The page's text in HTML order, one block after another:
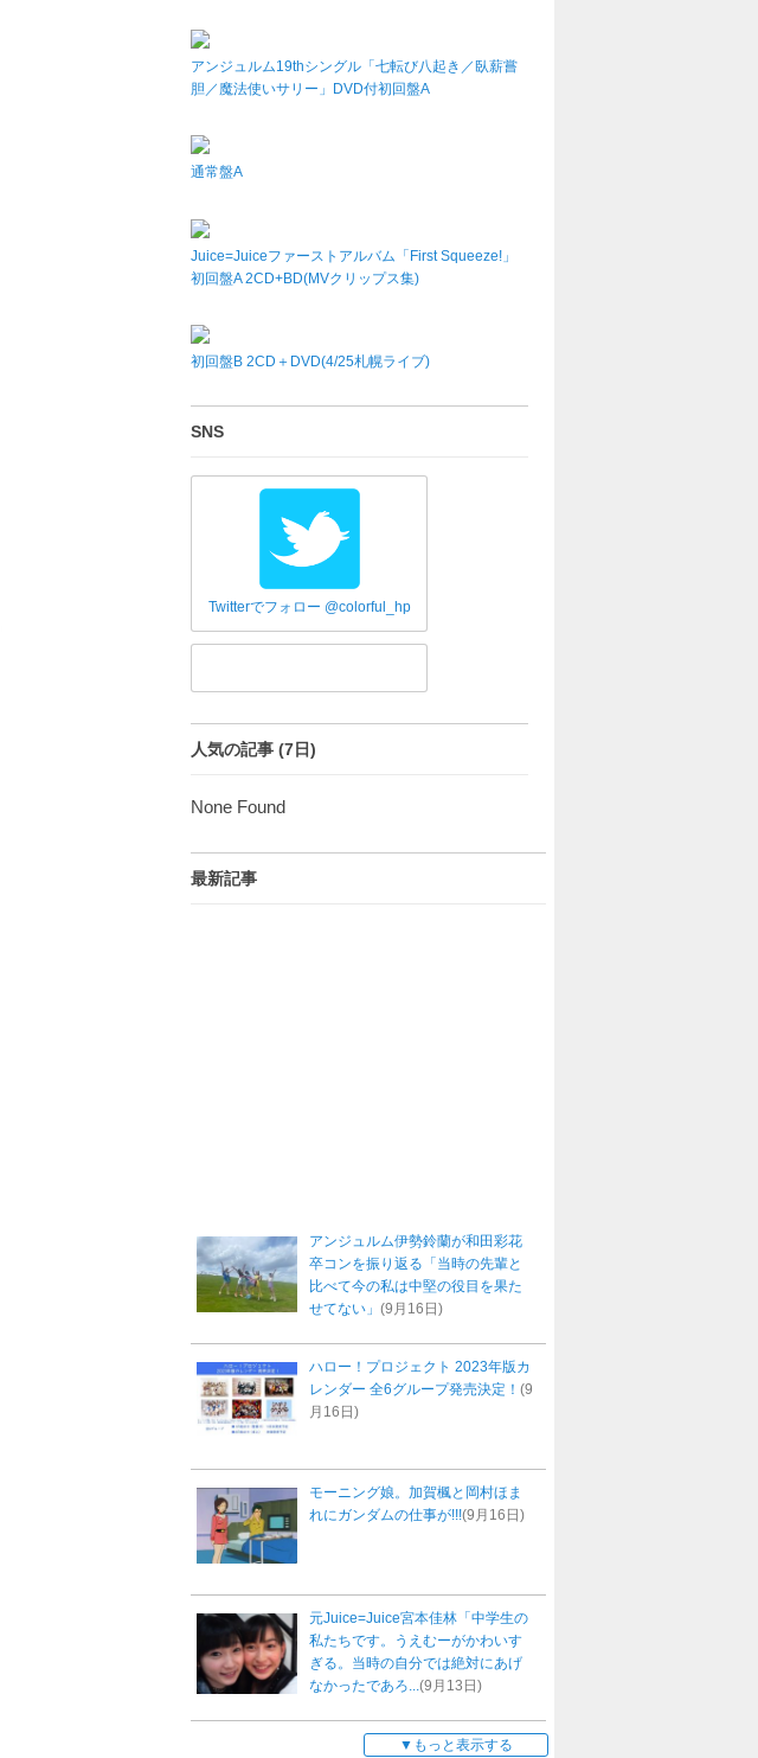
アンジュルム19thシングル「七転び八起き／臥薪嘗
胆／魔法使いサリー」DVD付初回盤A
通常盤A
Juice=Juiceファーストアルバム「First Squeeze!」
初回盤A 2CD+BD(MVクリップス集)
初回盤B 2CD＋DVD(4/25札幌ライブ)
SNS
Twitterでフォロー @colorful_hp
人気の記事 (7日)
None Found
最新記事
アンジュルム伊勢鈴蘭が和田彩花
卒コンを振り返る「当時の先輩と
比べて今の私は中堅の役目を果た
せてない」 (9月16日)
ハロー！プロジェクト 2023年版カ
レンダー 全6グループ発売決定！ (9
月16日)
モーニング娘。加賀楓と岡村ほま
れにガンダムの仕事が!!!(9月16日)
元Juice=Juice宮本佳林「中学生の
私たちです。うえむーがかわいす
ぎる。当時の自分では絶対にあげ
なかったであろ...(9月13日)
もっと表示する